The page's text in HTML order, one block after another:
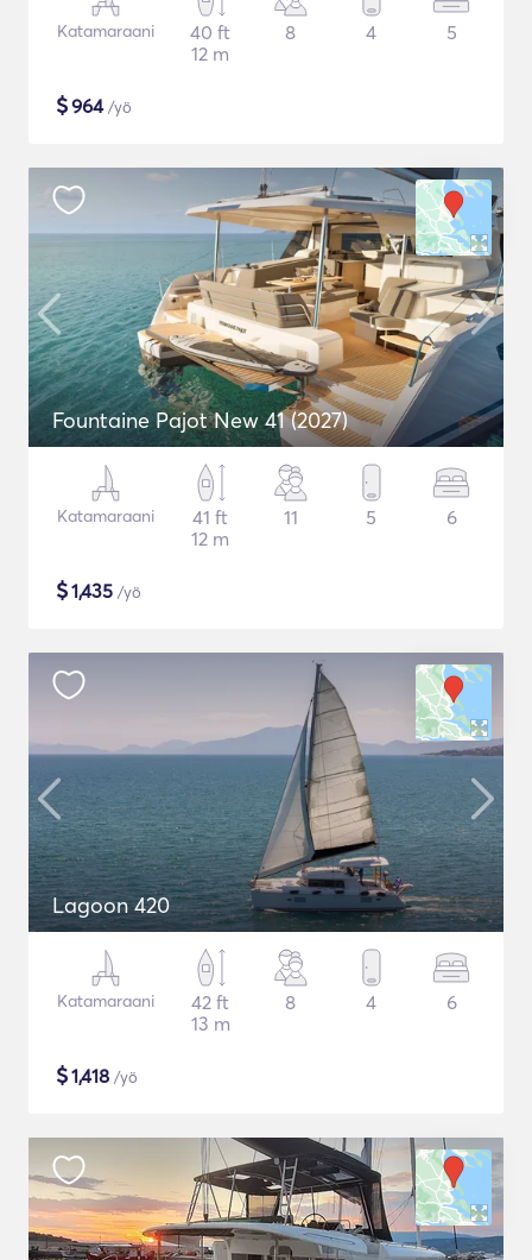
Katamaraani
40 ft
12 m
8 4 5
$964/yö
Fountaine Pajot New 41 (2027)
Katamaraani
41 ft
12 m
11 5 6
$1,435 /yö
Lagoon 420
Katamaraani
42 ft
13 m
8 4 6
$1,418 /yö